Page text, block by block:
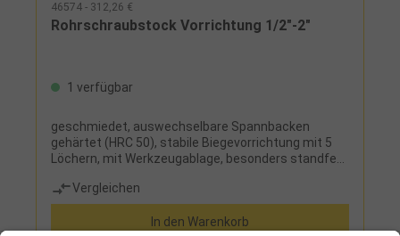
46574 - 312,26 €
Rohrschraubstock Vorrichtung 1/2"-2"
1 verfügbar
geschmiedet, auswechselbare Spannbacken
gehärtet (HRC 50), stabile Biegevorrichtung mit 5
Löchern, mit Werkzeugablage, besonders standfest
leicht zu transportierenHinweis:Sperriges Gut! Es
können zusätzliche Versandkosten anfallen.
Vergleichen
In den Warenkorb